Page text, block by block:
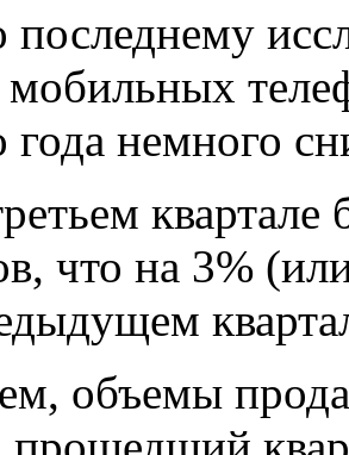
последнему
года немного
что на 3%
объемы